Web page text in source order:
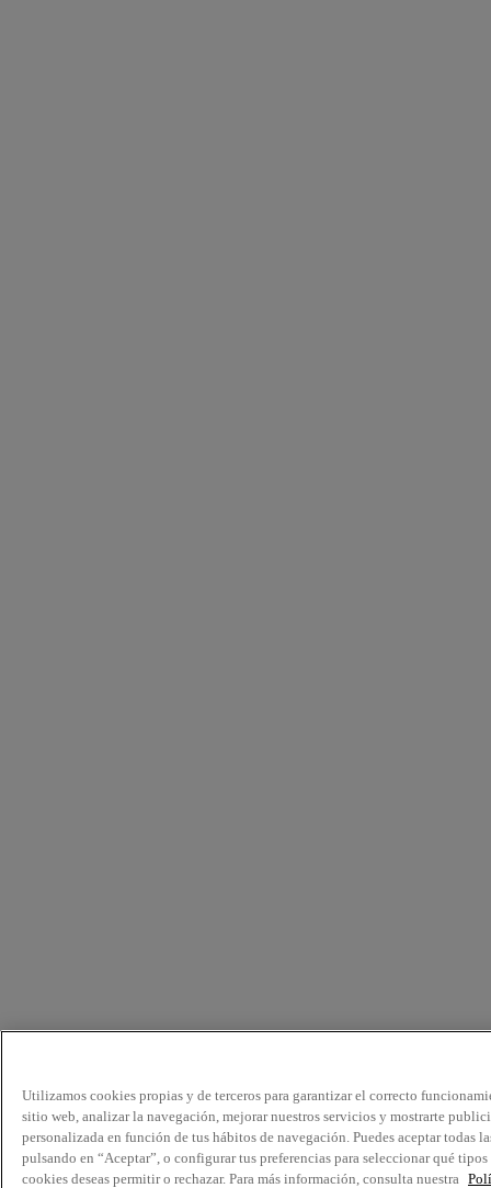
Utilizamos cookies propias y de terceros para garantizar el correcto
sitio web, analizar la navegación, mejorar nuestros servicios y mostrarte
personalizada en función de tus hábitos de navegación. Puedes aceptar todas
pulsando en “Aceptar”, o configurar tus preferencias para seleccionar qué tipos
cookies deseas permitir o rechazar. Para más información, consulta nuestra